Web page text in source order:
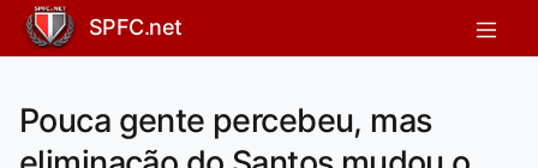
SPFC.net
Pouca gente percebeu, mas